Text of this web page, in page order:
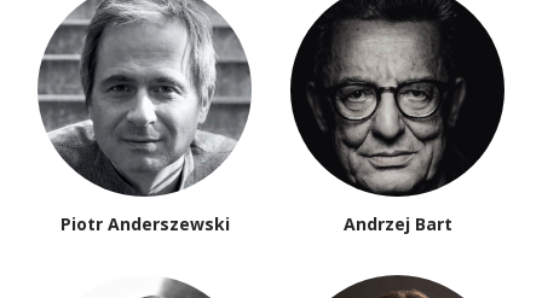
Piotr Anderszewski Andrzej Bart